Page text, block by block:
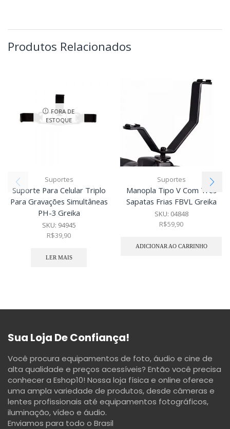
Produtos Relacionados
FORA DE
ESTOQUE
Suportes
Suporte Para Celular Triplo
Para Gravações Simultâneas
PH-3 Greika
SKU: 94945
R$39,90
LER MAIS
Suportes
Manopla Tipo V Com Três
Sapatas Frias FBVL Greika
SKU: 04848
R$59,90
ADICIONAR AO CARRINHO
Sua Loja De Confiança!
Você procura equipamentos de foto, áudio e cine de
alta qualidade e preços acessíveis? Então você precisa
conhecer a Eshop10! Nossa loja física e online oferece
uma ampla variedade de produtos, desde câmeras e
lentes profissionais até equipamentos fotográficos,
iluminação, vídeo e áudio.
Enviamos para todo o Brasil